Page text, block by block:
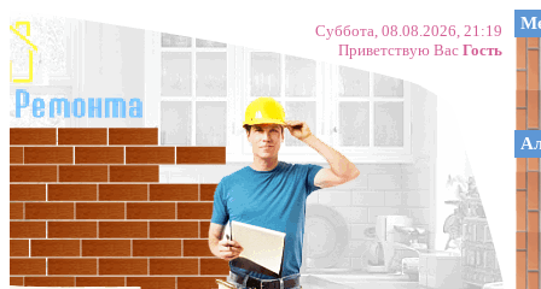
Суббота, 08.08.2026, 21:19
Приветствую Вас Гость